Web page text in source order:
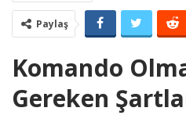
Paylaş
Komando
Gereken